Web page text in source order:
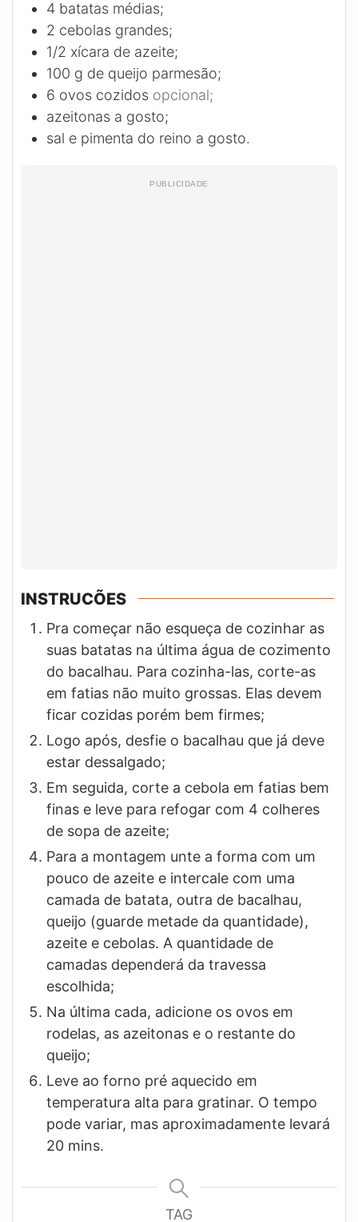
4 batatas médias;
2 cebolas grandes;
1/2 xícara de azeite;
100 g de queijo parmesão;
6 ovos cozidos opcional;
azeitonas a gosto;
sal e pimenta do reino a gosto.
INSTRUCÕES
Pra começar não esqueça de cozinhar as
suas batatas na última água de cozimento
do bacalhau. Para cozinha-las, corte-as
em fatias não muito grossas. Elas devem
ficar cozidas porém bem firmes;
Logo após, desfie o bacalhau que já deve
estar dessalgado;
Em seguida, corte a cebola em fatias bem
finas e leve para refogar com 4 colheres
de sopa de azeite;
Para a montagem unte a forma com um
pouco de azeite e intercale com uma
camada de batata, outra de bacalhau,
queijo (guarde metade da quantidade),
azeite e cebolas. A quantidade de
camadas dependerá da travessa
escolhida;
Na última cada, adicione os ovos em
rodelas, as azeitonas e o restante do
queijo;
Leve ao forno pré aquecido em
temperatura alta para gratinar. O tempo
pode variar, mas aproximadamente levará
20 mins.
TAG